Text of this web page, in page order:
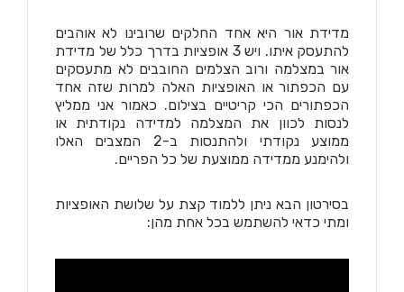
מדידת אור היא אחד החלקים שרובינו לא אוהבים
להתעסק איתו. ויש 3 אופציות בדרך כלל של מדידת
אור במצלמה ורוב הצלמים החובבים לא מתעסקים
עם הכפתור או האופציות האלה למרות שזה אחד
הכפתורים הכי קריטיים בצילום. כאמור אני ממליץ
לנסות לכוון את המצלמה למדידה נקודתית או
ממוצע נקודתי ולהתנסות ב-2 המצבים האלו
ולהימנע ממדידה ממוצעת של כל הפריים.
בסירטון הבא ניתן ללמוד קצת על שלושת האופציות
ומתי כדאי להשתמש בכל אחת מהן: